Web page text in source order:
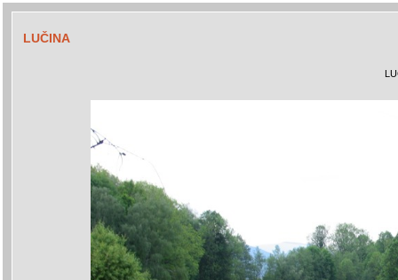
LUČINA